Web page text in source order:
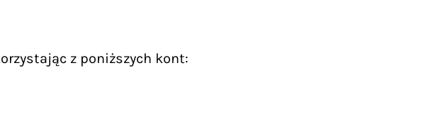
z poniższych kont: